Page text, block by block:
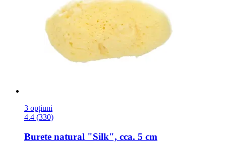
3 opțiuni
4.4 (330)
Burete natural "Silk", cca. 5 cm